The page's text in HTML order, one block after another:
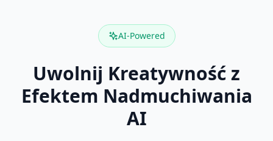
AI-Powered
Uwolnij Kreatywność z
Efektem Nadmuchiwania
AI